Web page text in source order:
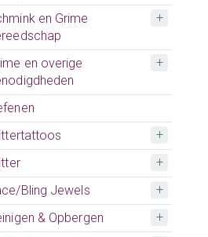
en Grime
en overige
Bling Jewels
& Opbergen